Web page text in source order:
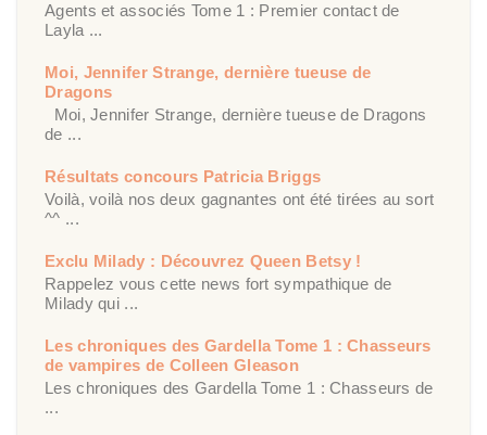
Agents et associés Tome 1 : Premier contact de
Layla ...
Moi, Jennifer Strange, dernière tueuse de
Dragons
Moi, Jennifer Strange, dernière tueuse de Dragons
de ...
Résultats concours Patricia Briggs
Voilà, voilà nos deux gagnantes ont été tirées au sort
^^ ...
Exclu Milady : Découvrez Queen Betsy !
Rappelez vous cette news fort sympathique de
Milady qui ...
Les chroniques des Gardella Tome 1 : Chasseurs
de vampires de Colleen Gleason
Les chroniques des Gardella Tome 1 : Chasseurs de
...